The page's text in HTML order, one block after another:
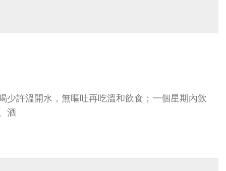
少許溫開水，無嘔吐再吃溫和飲食；一個星期內飲
酒